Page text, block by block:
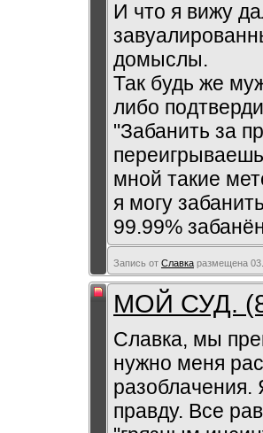
И что я вижу
домыслы.
Так будь же
либо
"Забанить за
мной такие
я могу
99.99%
Запись от Славка размещена
МОЙ СУД.
Славка, мы
нужно меня
правду. Все